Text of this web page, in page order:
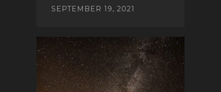
SEPTEMBER 19, 2021